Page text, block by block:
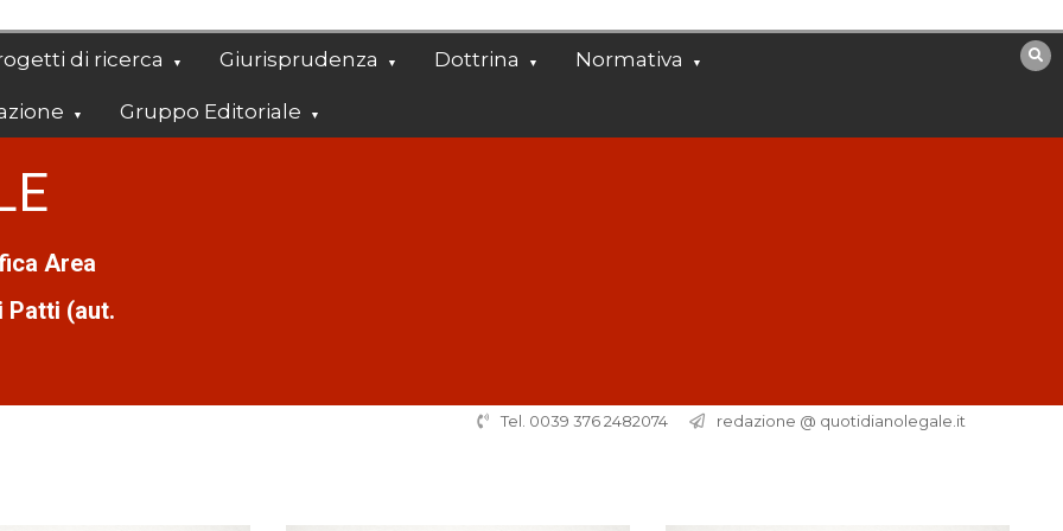
di ricerca Giurisprudenza Dottrina Normativa
Gruppo Editoriale
Area
Patti (aut.
Tel. 0039 376 2482074 redazione @ quotidianolegale.it